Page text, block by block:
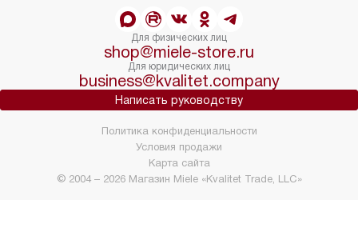
Для физических лиц
shop@miele-store.ru
Для юридических лиц
business@kvalitet.company
Написать руководству
© 2004 – 2026 Магазин Miele «Kvalitet Trade, LLC»
Политика конфиденциальности
Условия продажи
Карта сайта